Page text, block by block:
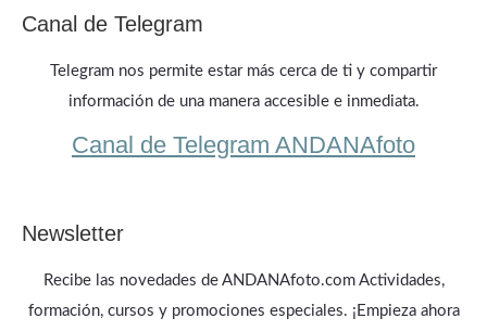
Canal de Telegram
Telegram nos permite estar más cerca de ti y compartir
información de una manera accesible e inmediata.
Canal de Telegram ANDANAfoto
Newsletter
Recibe las novedades de ANDANAfoto.com Actividades,
formación, cursos y promociones especiales. ¡Empieza ahora